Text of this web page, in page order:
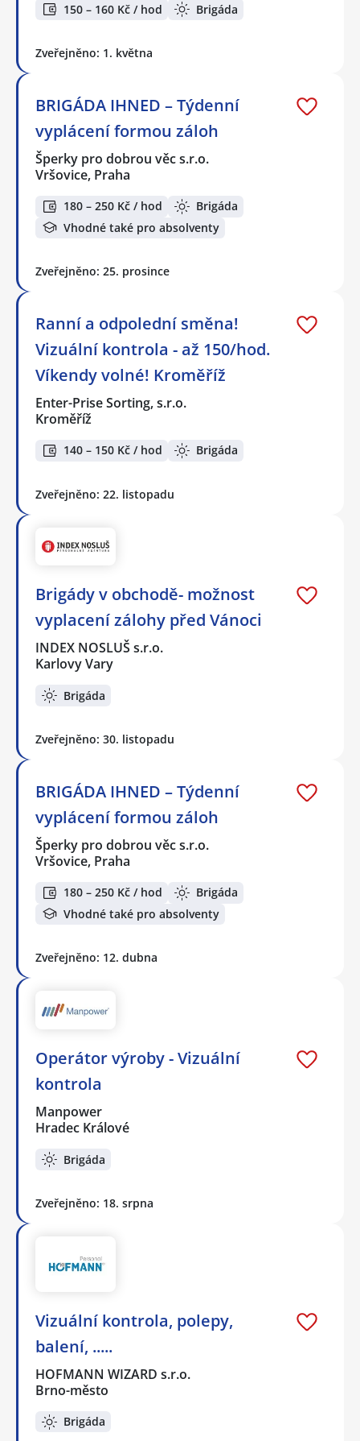
150 – 160 Kč / hod Brigáda
Zveřejněno: 1. května
BRIGÁDA IHNED – Týdenní
vyplácení formou záloh
Šperky pro dobrou věc s.r.o.
Vršovice, Praha
180 – 250 Kč / hod
Brigáda
Vhodné také pro absolventy
Zveřejněno: 25. prosince
Ranní a odpolední směna!
Vizuální kontrola - až 150/hod.
Víkendy volné! Kroměříž
Enter-Prise Sorting, s.r.o.
Kroměříž
140 – 150 Kč / hod Brigáda
Zveřejněno: 22. listopadu
Brigády v obchodě- možnost
vyplacení zálohy před Vánoci
INDEX NOSLUŠ s.r.o.
Karlovy Vary
Brigáda
Zveřejněno: 30. listopadu
BRIGÁDA IHNED – Týdenní
vyplácení formou záloh
Šperky pro dobrou věc s.r.o.
Vršovice, Praha
180 – 250 Kč / hod
Brigáda
Vhodné také pro absolventy
Zveřejněno: 12. dubna
Operátor výroby - Vizuální
kontrola
Manpower
Hradec Králové
Brigáda
Zveřejněno: 18. srpna
Vizuální kontrola, polepy,
balení, .....
HOFMANN WIZARD s.r.o.
Brno-město
Brigáda